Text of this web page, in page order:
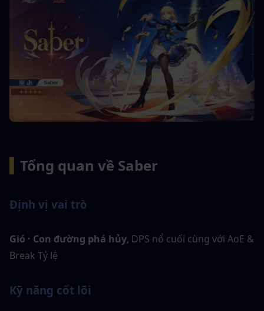
Tổng quan về Saber
Định vị vai trò
Gió · Con đường phá hủy, DPS nổ cuối cùng với AoE &
Break Tỷ lệ
Kỹ năng cốt lõi